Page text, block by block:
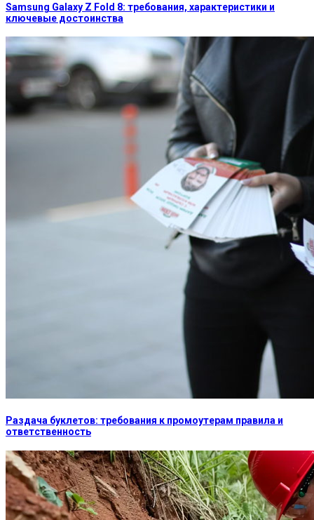
Samsung Galaxy Z Fold 8: требования, характеристики и
ключевые достоинства
Раздача буклетов: требования к промоутерам правила и
ответственность